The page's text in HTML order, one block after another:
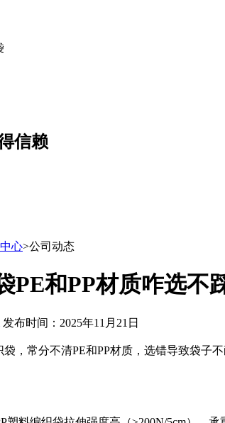
信赖
心>公司动态
PE和PP材质咋选不
发布时间：2025年11月21日
，常分不清PE和PP材质，选错导致袋子不